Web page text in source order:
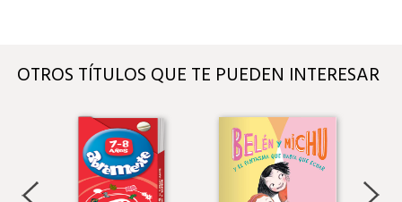
OTROS TÍTULOS QUE TE PUEDEN INTERESAR